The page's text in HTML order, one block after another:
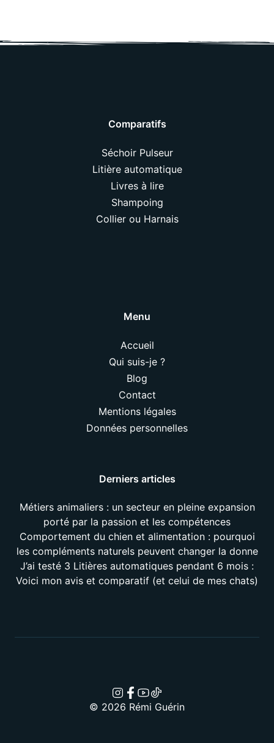
Comparatifs
Séchoir Pulseur
Litière automatique
Livres à lire
Shampoing
Collier ou Harnais
Menu
Accueil
Qui suis-je ?
Blog
Contact
Mentions légales
Données personnelles
Derniers articles
Métiers animaliers : un secteur en pleine expansion
porté par la passion et les compétences
Comportement du chien et alimentation : pourquoi
les compléments naturels peuvent changer la donne
J’ai testé 3 Litières automatiques pendant 6 mois :
Voici mon avis et comparatif (et celui de mes chats)
© 2026 Rémi Guérin